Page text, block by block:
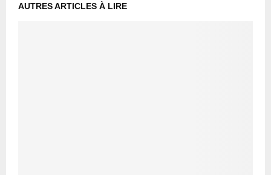
AUTRES ARTICLES À LIRE